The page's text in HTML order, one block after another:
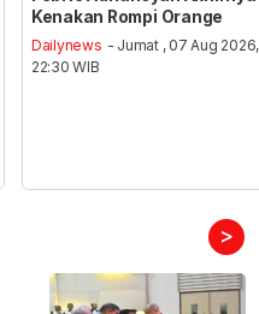
Kenakan Rompi Orange
Dailynews - Jumat , 07 Aug 2026,
22:30 WIB
>